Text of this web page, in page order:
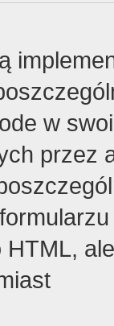
w
przez
HTML,